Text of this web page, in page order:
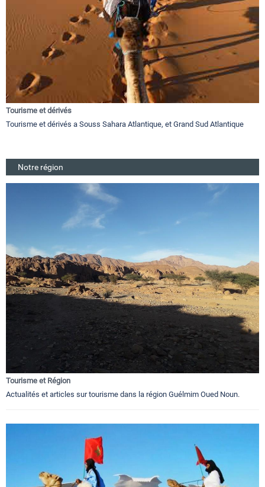
Tourisme et dérivés
Tourisme et dérivés a Souss Sahara Atlantique, et Grand Sud Atlantique
Notre région
Tourisme et Région
Actualités et articles sur tourisme dans la région Guélmim Oued Noun.